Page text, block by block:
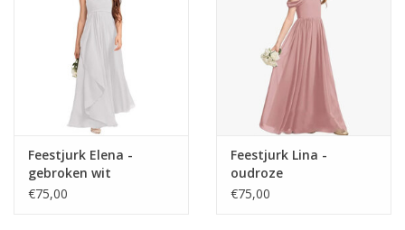
Feestjurk Elena -
gebroken wit
€75,00
Feestjurk Lina -
oudroze
€75,00